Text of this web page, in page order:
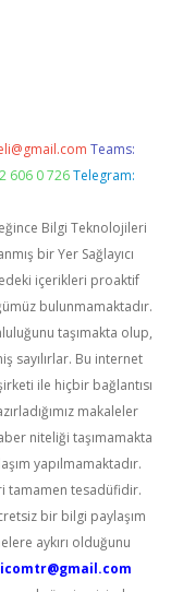
Teams:
606 0 726 Telegram:
Bilgi Teknolojileri
bir Yer Sağlayıcı
içerikleri proaktif
bulunmamaktadır.
taşımakta olup,
sayılırlar. Bu internet
ile hiçbir bağlantısı
makaleler
niteliği taşımamakta
yapılmamaktadır.
tamamen tesadüfidir.
bir bilgi paylaşım
aykırı olduğunu